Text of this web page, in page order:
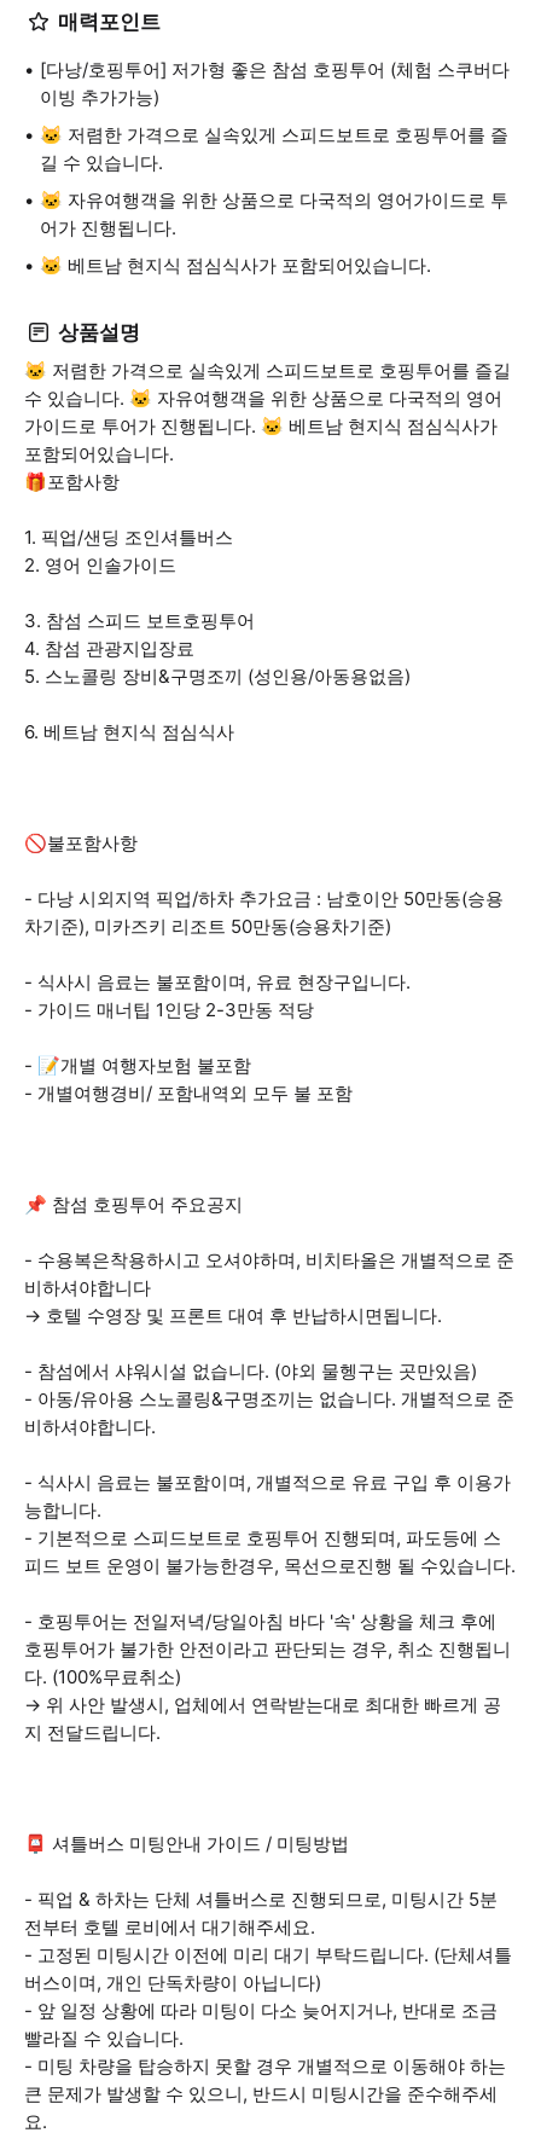
매력포인트
[다낭/호핑투어] 저가형 좋은 참섬 호핑투어 (체험 스쿠버다
이빙 추가가능)
🐱 저렴한 가격으로 실속있게 스피드보트로 호핑투어를 즐
길 수 있습니다.
🐱 자유여행객을 위한 상품으로 다국적의 영어가이드로 투
어가 진행됩니다.
🐱 베트남 현지식 점심식사가 포함되어있습니다.
상품설명
🐱 저렴한 가격으로 실속있게 스피드보트로 호핑투어를 즐길
수 있습니다. 🐱 자유여행객을 위한 상품으로 다국적의 영어
가이드로 투어가 진행됩니다. 🐱 베트남 현지식 점심식사가
포함되어있습니다.
🎁포함사항
1. 픽업/샌딩 조인셔틀버스
2. 영어 인솔가이드
3. 참섬 스피드 보트호핑투어
4. 참섬 관광지입장료
5. 스노콜링 장비&구명조끼 (성인용/아동용없음)
6. 베트남 현지식 점심식사
🚫불포함사항
- 다낭 시외지역 픽업/하차 추가요금 : 남호이안 50만동(승용
차기준), 미카즈키 리조트 50만동(승용차기준)
- 식사시 음료는 불포함이며, 유료 현장구입니다.
- 가이드 매너팁 1인당 2-3만동 적당
- 📝개별 여행자보험 불포함
- 개별여행경비/ 포함내역외 모두 불 포함
📌 참섬 호핑투어 주요공지
- 수용복은착용하시고 오셔야하며, 비치타올은 개별적으로 준
비하셔야합니다
→ 호텔 수영장 및 프론트 대여 후 반납하시면됩니다.
- 참섬에서 샤워시설 없습니다. (야외 물헹구는 곳만있음)
- 아동/유아용 스노콜링&구명조끼는 없습니다. 개별적으로 준
비하셔야합니다.
- 식사시 음료는 불포함이며, 개별적으로 유료 구입 후 이용가
능합니다.
- 기본적으로 스피드보트로 호핑투어 진행되며, 파도등에 스
피드 보트 운영이 불가능한경우, 목선으로진행 될 수있습니다.
- 호핑투어는 전일저녁/당일아침 바다 '속' 상황을 체크 후에
호핑투어가 불가한 안전이라고 판단되는 경우, 취소 진행됩니
다. (100%무료취소)
→ 위 사안 발생시, 업체에서 연락받는대로 최대한 빠르게 공
지 전달드립니다.
📮 셔틀버스 미팅안내 가이드 / 미팅방법
- 픽업 & 하차는 단체 셔틀버스로 진행되므로, 미팅시간 5분
전부터 호텔 로비에서 대기해주세요.
- 고정된 미팅시간 이전에 미리 대기 부탁드립니다. (단체셔틀
버스이며, 개인 단독차량이 아닙니다)
- 앞 일정 상황에 따라 미팅이 다소 늦어지거나, 반대로 조금
빨라질 수 있습니다.
- 미팅 차량을 탑승하지 못할 경우 개별적으로 이동해야 하는
큰 문제가 발생할 수 있으니, 반드시 미팅시간을 준수해주세
요.